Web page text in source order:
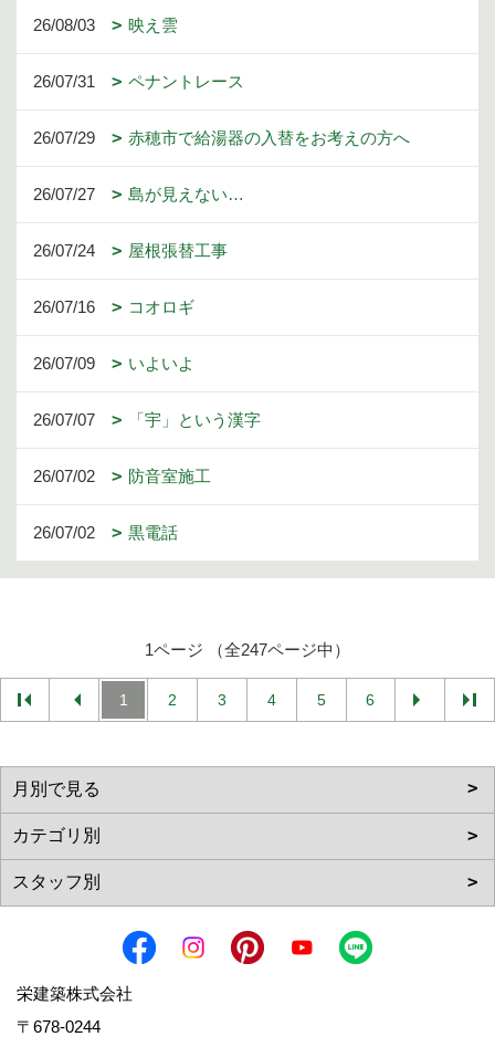
26/08/03 映え雲
26/07/31 ペナントレース
26/07/29 赤穂市で給湯器の入替をお考えの方へ
26/07/27 島が見えない…
26/07/24 屋根張替工事
26/07/16 コオロギ
26/07/09 いよいよ
26/07/07 「宇」という漢字
26/07/02 防音室施工
26/07/02 黒電話
1ページ （全247ページ中）
1 2 3 4 5 6
栄建築株式会社
〒678-0244